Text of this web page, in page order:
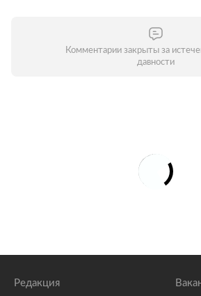
Комментарии закрыты за
давности
Редакция